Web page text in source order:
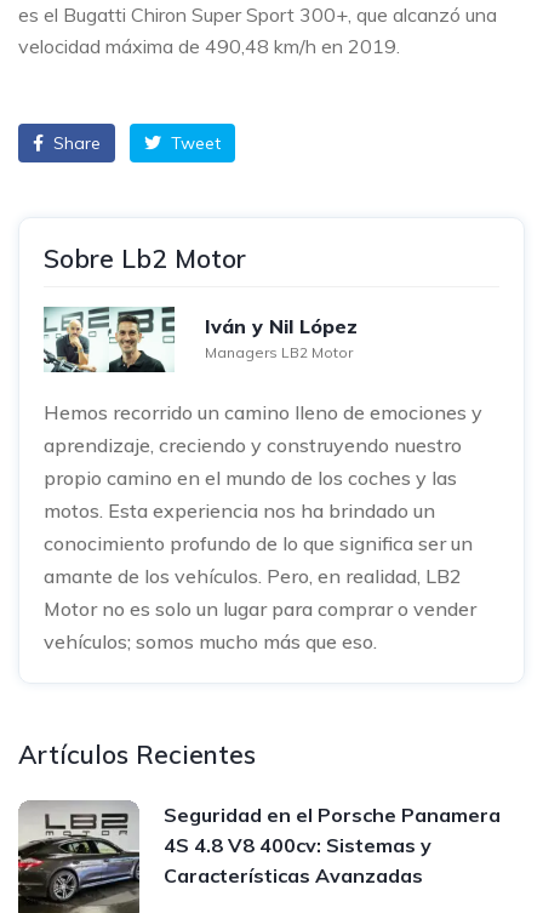
es el Bugatti Chiron Super Sport 300+, que alcanzó una
velocidad máxima de 490,48 km/h en 2019.
Share Tweet
Sobre Lb2 Motor
Iván y Nil López
Managers LB2 Motor
Hemos recorrido un camino lleno de emociones y
aprendizaje, creciendo y construyendo nuestro
propio camino en el mundo de los coches y las
motos. Esta experiencia nos ha brindado un
conocimiento profundo de lo que significa ser un
amante de los vehículos. Pero, en realidad, LB2
Motor no es solo un lugar para comprar o vender
vehículos; somos mucho más que eso.
Artículos Recientes
Seguridad en el Porsche Panamera
4S 4.8 V8 400cv: Sistemas y
Características Avanzadas